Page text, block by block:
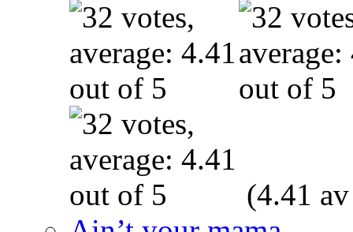
(4.41